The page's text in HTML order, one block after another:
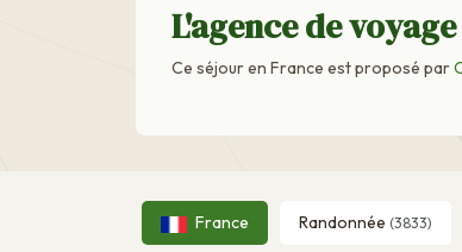
L'agence de
Ce séjour en France est proposé par
France Randonnée (3833)